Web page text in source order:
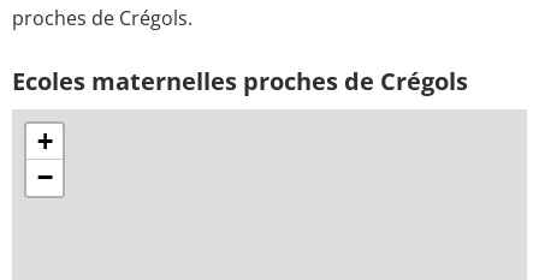
proches de Crégols.
Ecoles maternelles proches de Crégols
+
−